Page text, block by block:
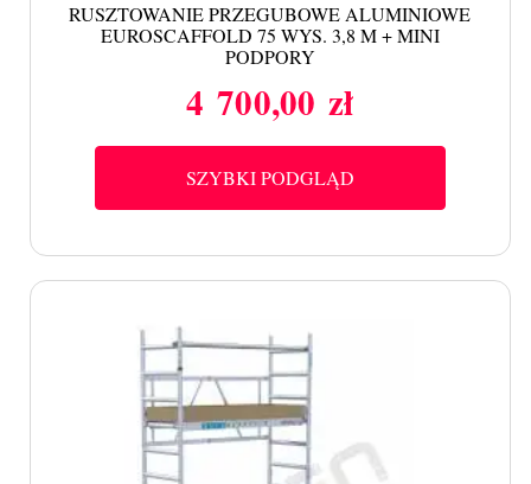
RUSZTOWANIE PRZEGUBOWE ALUMINIOWE
EUROSCAFFOLD 75 WYS. 3,8 M + MINI
PODPORY
Cena
4 700,00 zł
SZYBKI PODGLĄD